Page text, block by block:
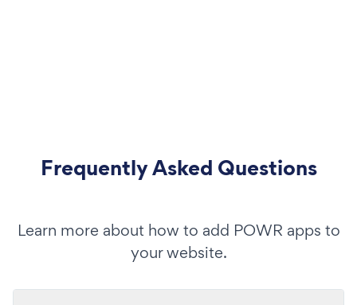
Frequently Asked Questions
Learn more about how to add POWR apps to
your website.